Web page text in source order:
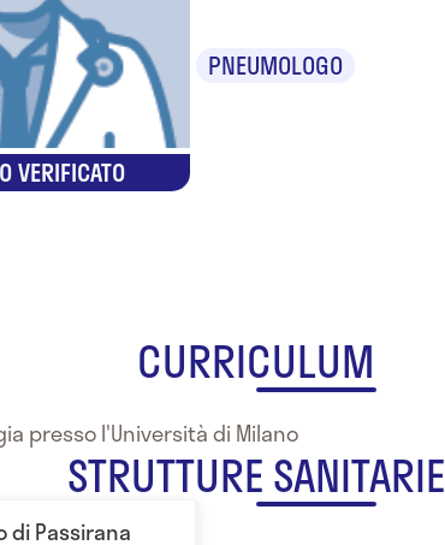
VERIFICATO
PNEUMOLOGO
CURRICULUM
presso l'Università di Milano
STRUTTURE SANITARIE
di Passirana